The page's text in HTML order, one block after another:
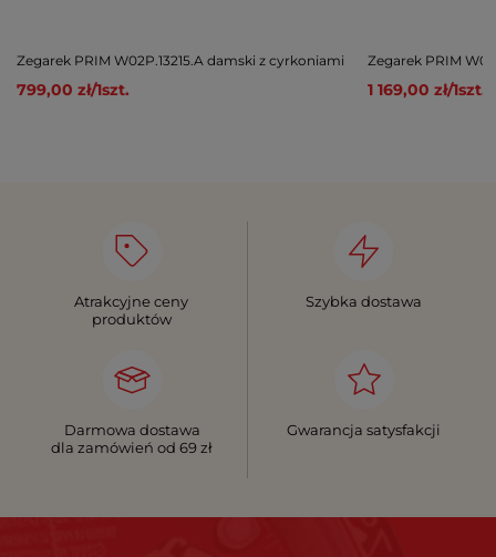
Zegarek PRIM W02P.13215.A damski z cyrkoniami
799,00 zł/1szt.
Zegarek PRIM
1 169,00 zł/1szt.
Atrakcyjne ceny
produktów
Szybka dostawa
Darmowa dostawa
dla zamówień od 69 zł
Gwarancja satysfakcji